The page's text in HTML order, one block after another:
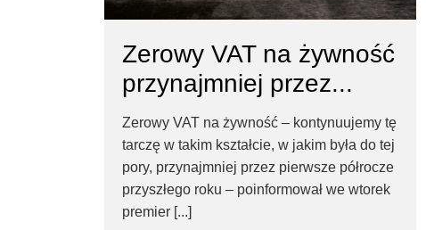
WSA
–
Taxfin.pl
Zerowy VAT na żywność
przynajmniej przez...
Zerowy VAT na żywność – kontynuujemy tę
tarczę w takim kształcie, w jakim była do tej
pory, przynajmniej przez pierwsze półrocze
przyszłego roku – poinformował we wtorek
premier [...]